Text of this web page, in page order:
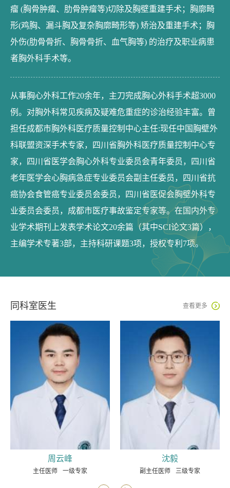
瘤 (胸骨肿瘤、肋骨肿瘤等)切除及胸壁重建手术；胸廓畸
形(鸡胸、漏斗胸及复杂胸廓畸形等) 矫治及重建手术；胸
外伤(肋骨骨折、胸骨骨折、血气胸等) 的治疗及职业病患
者胸外科手术等。
从事胸心外科工作20余年，主刀完成胸心外科手术超3000
例。对胸外科常见疾病及疑难危重症的诊治经验丰富。曾
担任成都市胸外科医疗质量控制中心主任:现任中国胸壁外
科联盟资深手术专家，四川省胸外科医疗质量控制中心专
家，四川省医学会胸心外科专业委员会青年委员，四川省
老年医学会心胸病急症专业委员会副主任委员，四川省抗
癌协会食管癌专业委员会委员，四川省医促会胸壁外科专
业委员会委员，成都市医疗事故鉴定专家等。在国内外专
业学术期刊上发表学术论文20余篇（其中SCI论文3篇），
主编学术专著3部，主持科研课题3项，授权专利7项。
同科室医生 查看更多 
周云峰
主任医师 一级专家
沈毅
副主任医师 三级专家